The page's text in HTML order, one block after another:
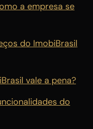
a empresa se
do ImobiBrasil
vale a pena?
do